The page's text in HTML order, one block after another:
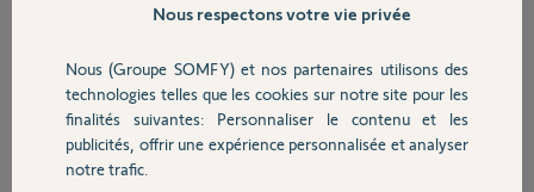
Sécurité
Domotique
patrick L.
il y a environ 2 ans
Participer au fil de discussion
Nous respectons votre vie privée
Nous (Groupe SOMFY) et nos partenaires utilisons des
technologies telles que les cookies sur notre site pour les
finalités suivantes: Personnaliser le contenu et les
publicités, offrir une expérience personnalisée et analyser
notre trafic.